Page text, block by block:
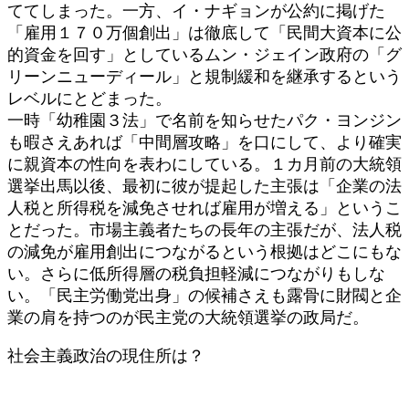
ててしまった。一方、イ・ナギョンが公約に掲げた
「雇用１７０万個創出」は徹底して「民間大資本に公
的資金を回す」としているムン・ジェイン政府の「グ
リーンニューディール」と規制緩和を継承するという
レベルにとどまった。
一時「幼稚園３法」で名前を知らせたパク・ヨンジン
も暇さえあれば「中間層攻略」を口にして、より確実
に親資本の性向を表わにしている。１カ月前の大統領
選挙出馬以後、最初に彼が提起した主張は「企業の法
人税と所得税を減免させれば雇用が増える」というこ
とだった。市場主義者たちの長年の主張だが、法人税
の減免が雇用創出につながるという根拠はどこにもな
い。さらに低所得層の税負担軽減につながりもしな
い。「民主労働党出身」の候補さえも露骨に財閥と企
業の肩を持つのが民主党の大統領選挙の政局だ。
社会主義政治の現住所は？